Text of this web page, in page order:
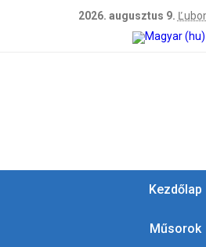
2026. augusztus 9.
Kezdőlap
Műsorok